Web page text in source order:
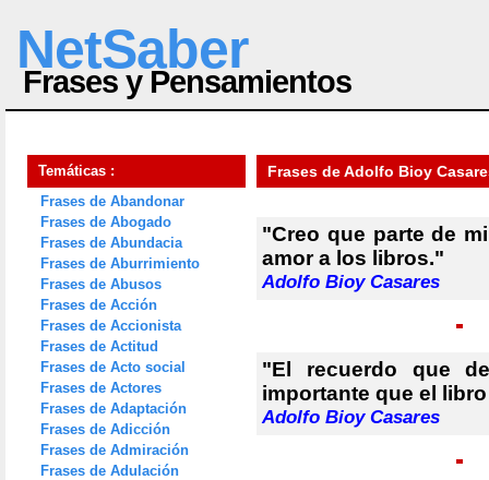
NetSaber
Frases y Pensamientos
Temáticas :
Frases de Abandonar
Frases de Abogado
Frases de Abundacia
Frases de Aburrimiento
Frases de Abusos
Frases de Acción
Frases de Accionista
Frases de Actitud
Frases de Acto social
Frases de Actores
Frases de Adaptación
Frases de Adicción
Frases de Admiración
Frases de Adulación
Frases de Adolfo Bioy
"Creo que parte de
amor a los libros."
Adolfo Bioy Casares
"El recuerdo que
importante que el
Adolfo Bioy Casares